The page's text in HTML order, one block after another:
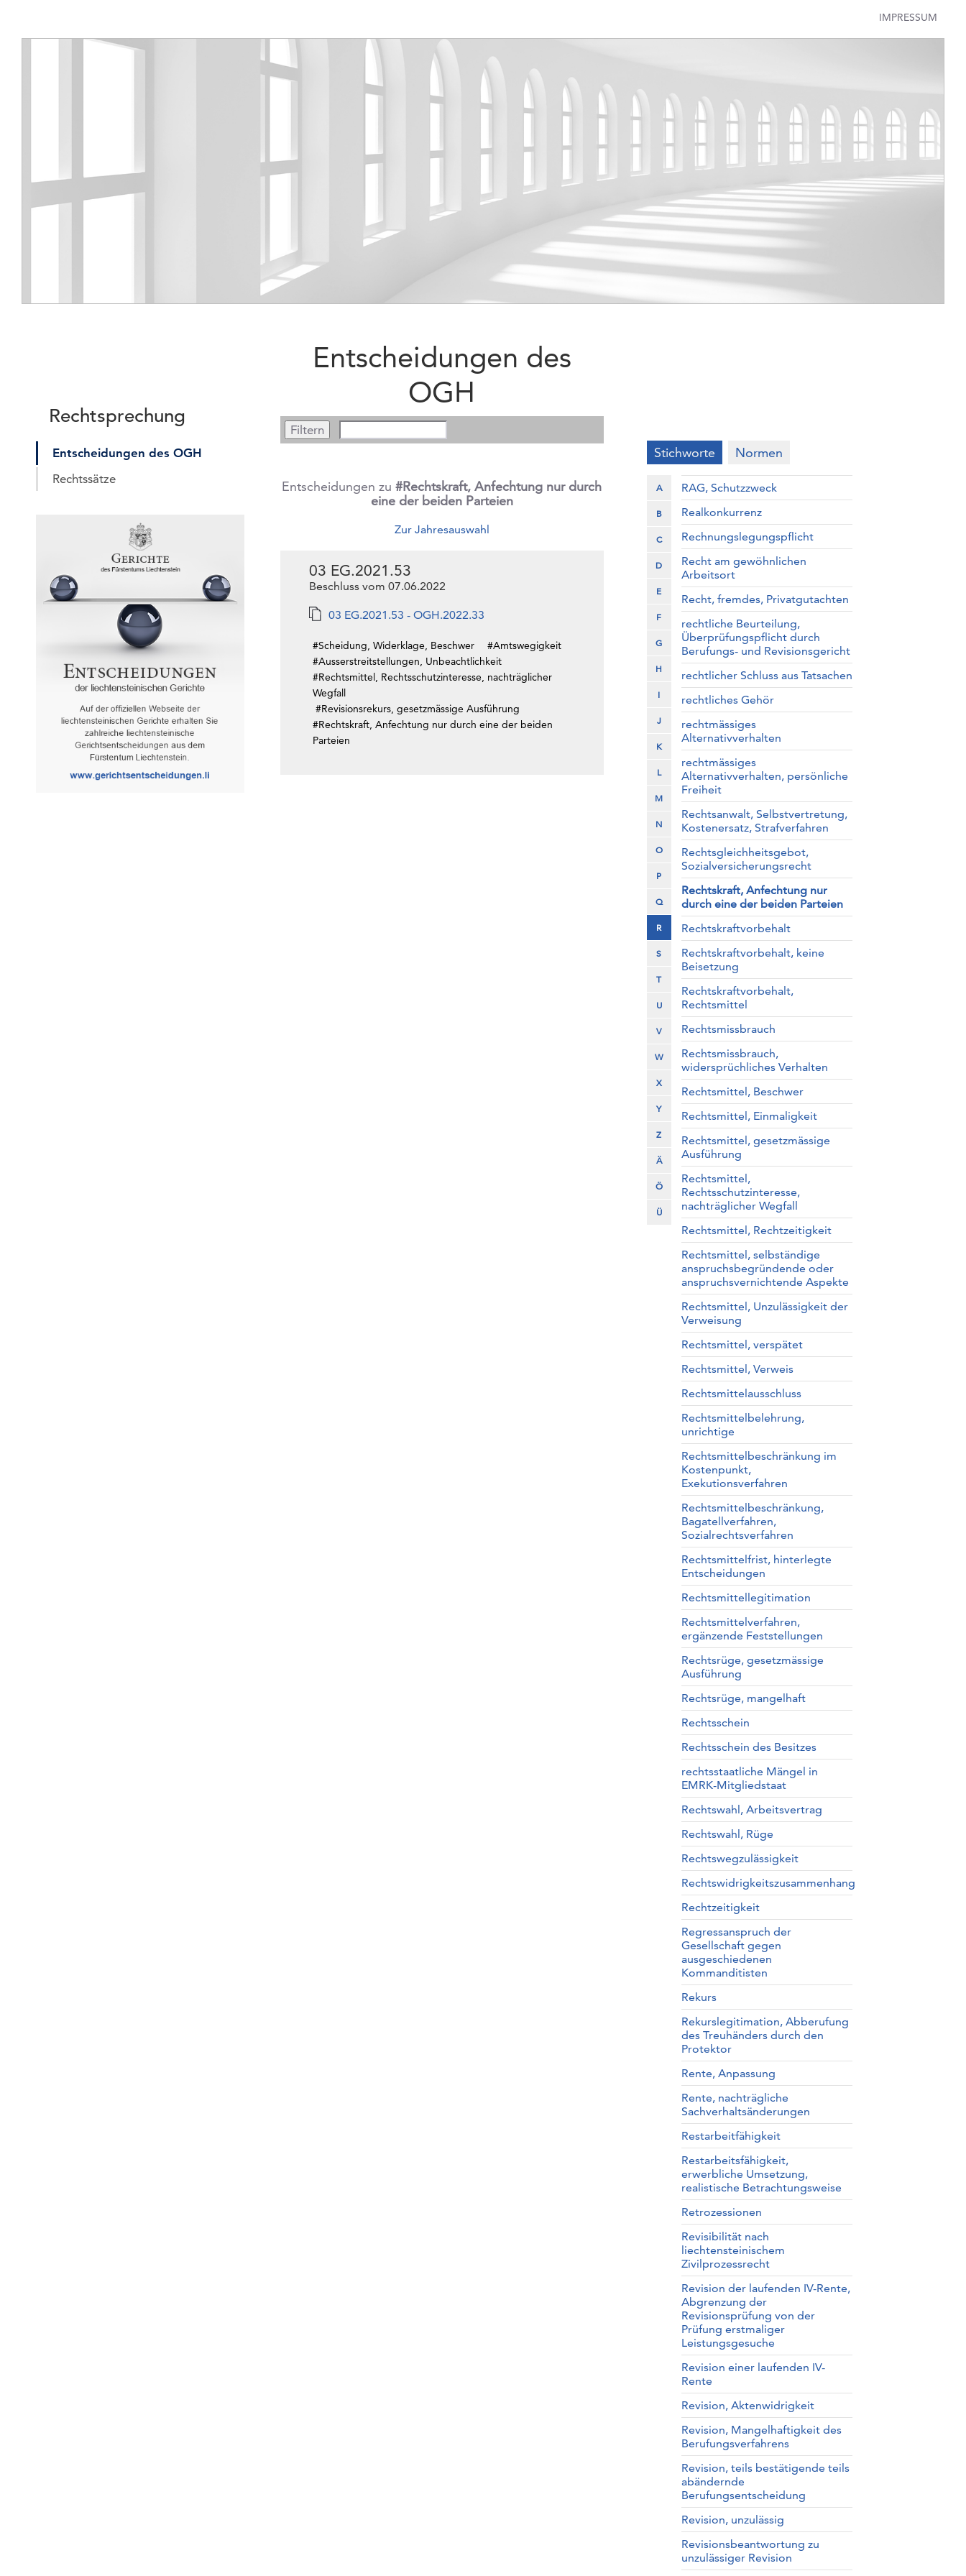
IMPRESSUM
Rechtsprechung
Entscheidungen des OGH
Rechtssätze
Entscheidungen des
OGH
Entscheidungen zu#Rechtskraft, Anfechtung nur durch
eine der beiden Parteien
Zur Jahresauswahl
03 EG.2021.53
Beschluss vom 07.06.2022
03 EG.2021.53 - OGH.2022.33
#Scheidung, Widerklage, Beschwer
#Amtswegigkeit
#Ausserstreitstellungen, Unbeachtlichkeit
#Rechtsmittel, Rechtsschutzinteresse, nachträglicher
Wegfall
#Revisionsrekurs, gesetzmässige Ausführung
#Rechtskraft, Anfechtung nur durch eine der beiden
Parteien
Stichworte Normen
A
B
C
D
E
F
G
H
I
J
K
L
M
N
O
P
Q
R
S
T
U
V
W
X
Y
Z
Ä
Ö
Ü
RAG, Schutzzweck
Realkonkurrenz
Rechnungslegungspflicht
Recht am gewöhnlichen
Arbeitsort
Recht, fremdes, Privatgutachten
rechtliche Beurteilung,
Überprüfungspflicht durch
Berufungs- und Revisionsgericht
rechtlicher Schluss aus Tatsachen
rechtliches Gehör
rechtmässiges
Alternativverhalten
rechtmässiges
Alternativverhalten, persönliche
Freiheit
Rechtsanwalt, Selbstvertretung,
Kostenersatz, Strafverfahren
Rechtsgleichheitsgebot,
Sozialversicherungsrecht
Rechtskraft, Anfechtung nur
durch eine der beiden Parteien
Rechtskraftvorbehalt
Rechtskraftvorbehalt, keine
Beisetzung
Rechtskraftvorbehalt,
Rechtsmittel
Rechtsmissbrauch
Rechtsmissbrauch,
widersprüchliches Verhalten
Rechtsmittel, Beschwer
Rechtsmittel, Einmaligkeit
Rechtsmittel, gesetzmässige
Ausführung
Rechtsmittel,
Rechtsschutzinteresse,
nachträglicher Wegfall
Rechtsmittel, Rechtzeitigkeit
Rechtsmittel, selbständige
anspruchsbegründende oder
anspruchsvernichtende Aspekte
Rechtsmittel, Unzulässigkeit der
Verweisung
Rechtsmittel, verspätet
Rechtsmittel, Verweis
Rechtsmittelausschluss
Rechtsmittelbelehrung,
unrichtige
Rechtsmittelbeschränkung im
Kostenpunkt,
Exekutionsverfahren
Rechtsmittelbeschränkung,
Bagatellverfahren,
Sozialrechtsverfahren
Rechtsmittelfrist, hinterlegte
Entscheidungen
Rechtsmittellegitimation
Rechtsmittelverfahren,
ergänzende Feststellungen
Rechtsrüge, gesetzmässige
Ausführung
Rechtsrüge, mangelhaft
Rechtsschein
Rechtsschein des Besitzes
rechtsstaatliche Mängel in
EMRK-Mitgliedstaat
Rechtswahl, Arbeitsvertrag
Rechtswahl, Rüge
Rechtswegzulässigkeit
Rechtswidrigkeitszusammenhang
Rechtzeitigkeit
Regressanspruch der
Gesellschaft gegen
ausgeschiedenen
Kommanditisten
Rekurs
Rekurslegitimation, Abberufung
des Treuhänders durch den
Protektor
Rente, Anpassung
Rente, nachträgliche
Sachverhaltsänderungen
Restarbeitfähigkeit
Restarbeitsfähigkeit,
erwerbliche Umsetzung,
realistische Betrachtungsweise
Retrozessionen
Revisibilität nach
liechtensteinischem
Zivilprozessrecht
Revision der laufenden IV-Rente,
Abgrenzung der
Revisionsprüfung von der
Prüfung erstmaliger
Leistungsgesuche
Revision einer laufenden IV-
Rente
Revision, Aktenwidrigkeit
Revision, Mangelhaftigkeit des
Berufungsverfahrens
Revision, teils bestätigende teils
abändernde
Berufungsentscheidung
Revision, unzulässig
Revisionsbeantwortung zu
unzulässiger Revision